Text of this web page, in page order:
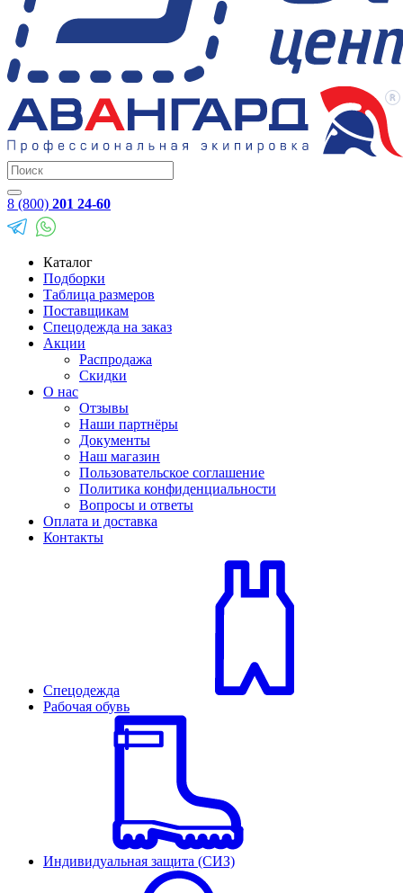
8 (800) 201 24-60
Каталог
Подборки
Таблица размеров
Поставщикам
Спецодежда на заказ
Акции
Распродажа
Скидки
О нас
Отзывы
Наши партнёры
Документы
Наш магазин
Пользовательское соглашение
Политика конфиденциальности
Вопросы и ответы
Оплата и доставка
Контакты
Спецодежда
Рабочая обувь
Индивидуальная защита (СИЗ)